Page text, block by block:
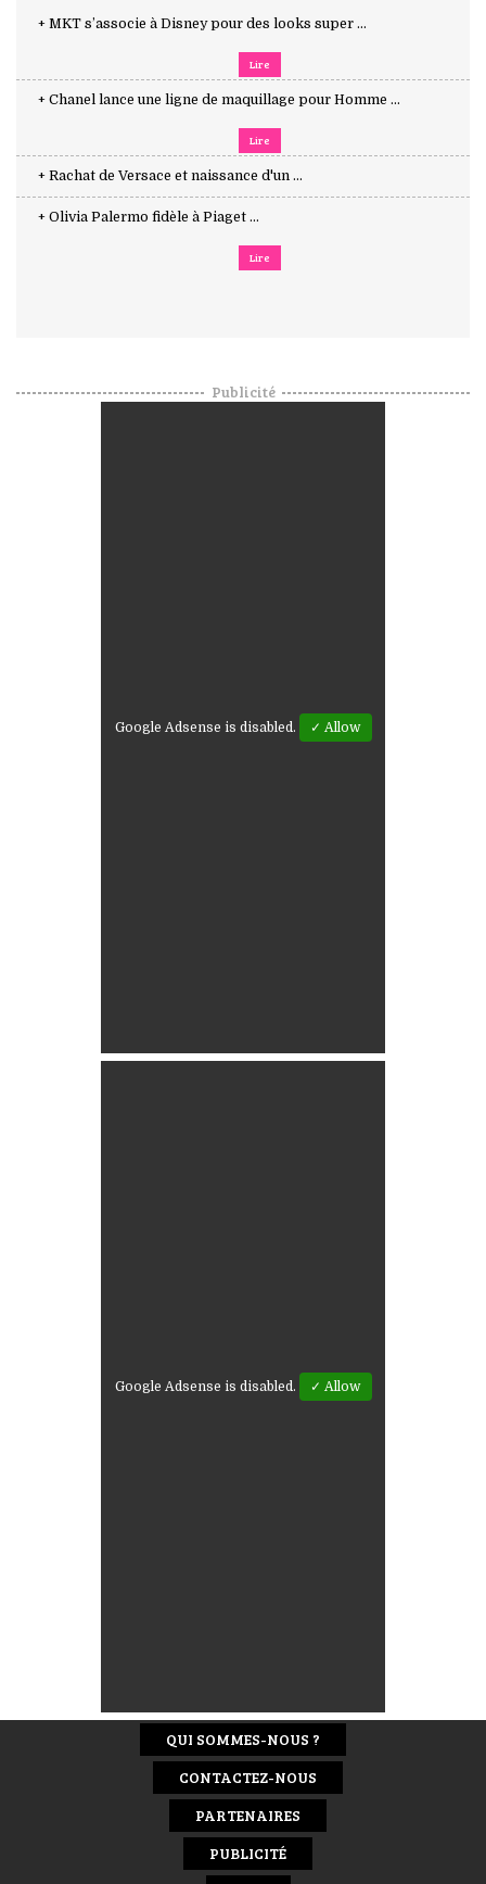
+ MKT s’associe à Disney pour des looks super ...
Lire
+ Chanel lance une ligne de maquillage pour Homme ...
Lire
+ Rachat de Versace et naissance d'un ...
+ Olivia Palermo fidèle à Piaget ...
Lire
Publicité
Google Adsense is disabled. ✓ Allow
Google Adsense is disabled. ✓ Allow
QUI SOMMES-NOUS ?
CONTACTEZ-NOUS
PARTENAIRES
PUBLICITÉ